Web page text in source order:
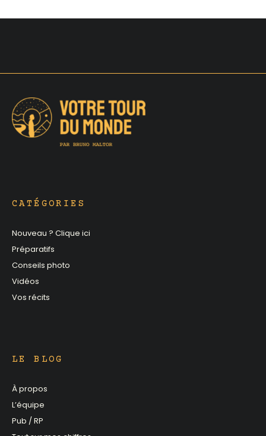
CATÉGORIES
Nouveau ? Clique ici
Préparatifs
Conseils photo
Vidéos
Vos récits
LE BLOG
À propos
L’équipe
Pub / RP